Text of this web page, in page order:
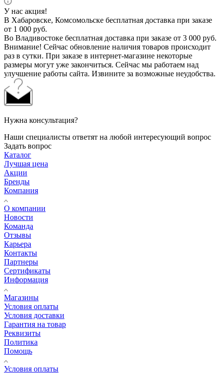
У нас акция!
В Хабаровске, Комсомольске бесплатная доставка при заказе
от 1 000 руб.
Во Владивостоке бесплатная доставка при заказе от 3 000 руб.
Внимание! Сейчас обновление наличия товаров происходит
раз в сутки. При заказе в интернет-магазине некоторые
размеры могут уже закончиться. Сейчас мы работаем над
улучшение работы сайта. Извините за возможные неудобства.
Нужна консультация?
Наши специалисты ответят на любой интересующий вопрос
Задать вопрос
Каталог
Лучшая цена
Акции
Бренды
Компания
О компании
Новости
Команда
Отзывы
Карьера
Контакты
Партнеры
Сертификаты
Информация
Магазины
Условия оплаты
Условия доставки
Гарантия на товар
Реквизиты
Политика
Помощь
Условия оплаты